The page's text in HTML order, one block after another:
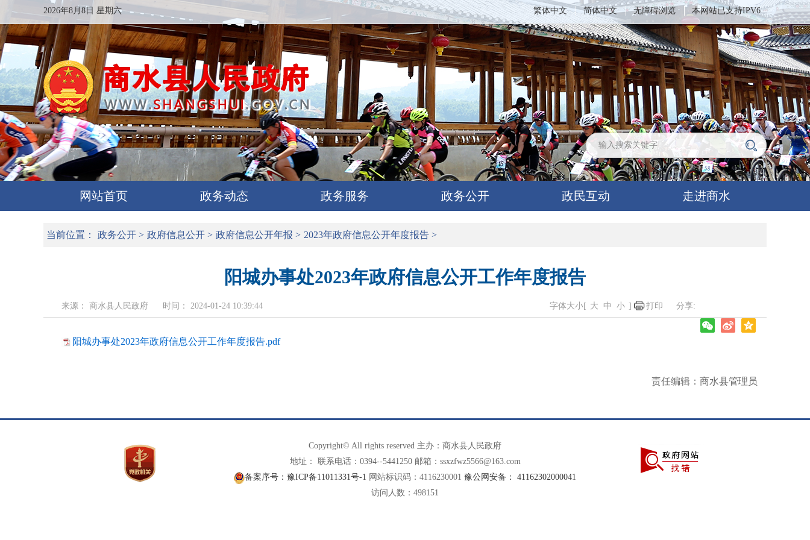
2026年8月8日 星期六 繁体中文 简体中文 无障碍浏览 本网站已支持IPV6
网站首页 政务动态 政务服务 政务公开 政民互动 走进商水
当前位置： 政务公开 > 政府信息公开 > 政府信息公开年报 > 2023年政府信息公开年度报告 >
阳城办事处2023年政府信息公开工作年度报告
来源： 商水县人民政府 时间： 2024-01-24 10:39:44 字体大小[ 大 中 小 ] 打印
阳城办事处2023年政府信息公开工作年度报告.pdf
责任编辑：商水县管理员
Copyright© All rights reserved 主办：商水县人民政府
地址： 联系电话：0394--5441250 邮箱：ssxzfwz5566@163.com
备案序号：豫ICP备11011331号-1 网站标识码：4116230001 豫公网安备： 41162302000041
访问人数： 498151